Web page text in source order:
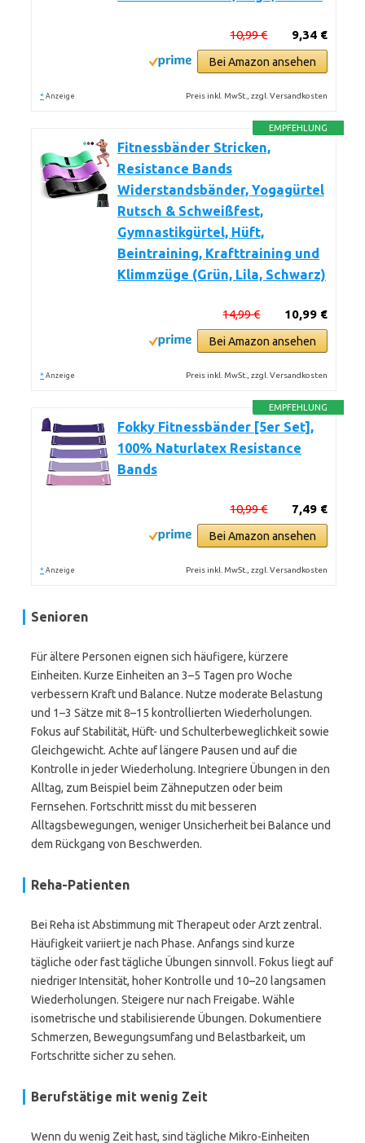
9,34 €
10,99 €
Bei Amazon ansehen
* Anzeige Preis inkl. MwSt., zzgl. Versandkosten
EMPFEHLUNG
Fitnessbänder Stricken,
Resistance Bands
Widerstandsbänder, Yogagürtel
Rutsch & Schweißfest,
Gymnastikgürtel, Hüft,
Beintraining, Krafttraining und
Klimmzüge (Grün, Lila, Schwarz)
10,99 €
14,99 €
Bei Amazon ansehen
* Anzeige Preis inkl. MwSt., zzgl. Versandkosten
EMPFEHLUNG
Fokky Fitnessbänder [5er Set],
100% Naturlatex Resistance
Bands
7,49 €
10,99 €
Bei Amazon ansehen
* Anzeige Preis inkl. MwSt., zzgl. Versandkosten
Senioren
Für ältere Personen eignen sich häufigere, kürzere
Einheiten. Kurze Einheiten an 3–5 Tagen pro Woche
verbessern Kraft und Balance. Nutze moderate Belastung
und 1–3 Sätze mit 8–15 kontrollierten Wiederholungen.
Fokus auf Stabilität, Hüft- und Schulterbeweglichkeit sowie
Gleichgewicht. Achte auf längere Pausen und auf die
Kontrolle in jeder Wiederholung. Integriere Übungen in den
Alltag, zum Beispiel beim Zähneputzen oder beim
Fernsehen. Fortschritt misst du mit besseren
Alltagsbewegungen, weniger Unsicherheit bei Balance und
dem Rückgang von Beschwerden.
Reha-Patienten
Bei Reha ist Abstimmung mit Therapeut oder Arzt zentral.
Häufigkeit variiert je nach Phase. Anfangs sind kurze
tägliche oder fast tägliche Übungen sinnvoll. Fokus liegt auf
niedriger Intensität, hoher Kontrolle und 10–20 langsamen
Wiederholungen. Steigere nur nach Freigabe. Wähle
isometrische und stabilisierende Übungen. Dokumentiere
Schmerzen, Bewegungsumfang und Belastbarkeit, um
Fortschritte sicher zu sehen.
Berufstätige mit wenig Zeit
Wenn du wenig Zeit hast, sind tägliche Mikro-Einheiten